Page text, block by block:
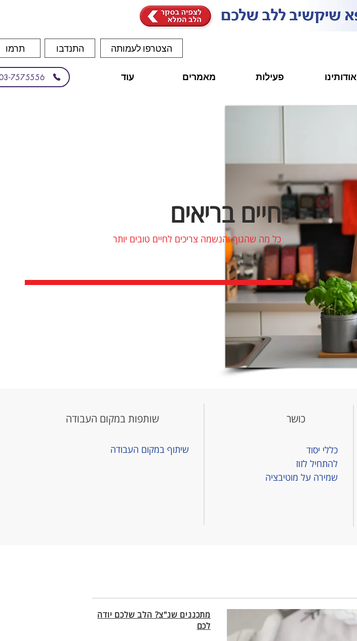
תרמו התנדבו הצטרפו לעמותה
7575556 אודותינו פעילות מאמרים עוד
חיים בריאים
כל מה שהגוף והנשמה צריכים לחיים טובים יותר
שותפות במקום העבודה
שיתוף במקום העבודה
כושר
כללי יסוד
להתחיל לזוז
שמירה על מוטיבציה
מתכננים שנ"צ? הלב שלכם יודה
לכם